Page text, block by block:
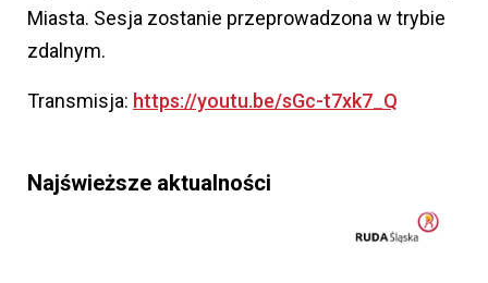
Miasta. Sesja zostanie przeprowadzona w trybie
zdalnym.
Transmisja: https://youtu.be/sGc-t7xk7_Q
Najświeższe aktualności